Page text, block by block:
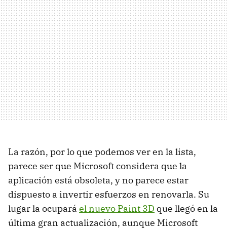
La razón, por lo que podemos ver en la lista,
parece ser que Microsoft considera que la
aplicación está obsoleta, y no parece estar
dispuesto a invertir esfuerzos en renovarla. Su
lugar la ocupará el nuevo Paint 3D que llegó en la
última gran actualización, aunque Microsoft